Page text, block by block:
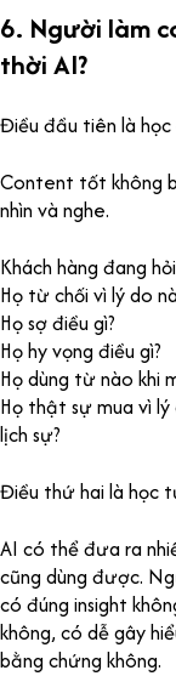
6. Người làm
thời AI?
Điều đầu tiên là học
Content tốt không
nhìn và nghe.
Khách hàng đang
Họ từ chối vì lý do
Họ sợ điều gì?
Họ hy vọng điều gì?
Họ dùng từ nào khi
Họ thật sự mua vì
lịch sự?
Điều thứ hai là học
AI có thể đưa ra
cũng dùng được.
có đúng insight
không, có dễ gây
bằng chứng không.